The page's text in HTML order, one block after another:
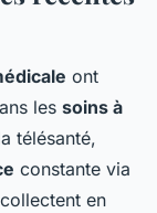
ont
les soins à
télésanté,
constante via
en